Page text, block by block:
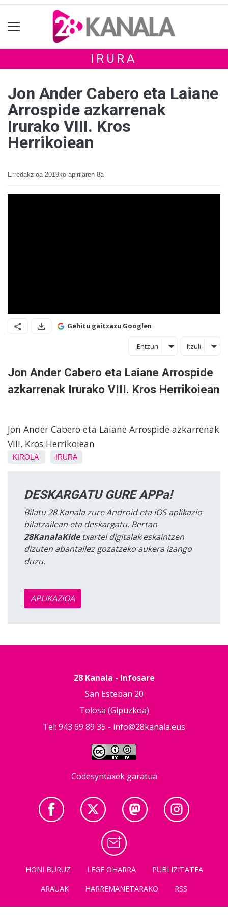
IRURA
Jon Ander Cabero eta Laiane
Arrospide azkarrenak
Irurako VIII. Kros
Herrikoiean
Erredakzioa 2019ko apirilaren 8a
Gehitu gaitzazu Googlen
Entzun Itzuli
Jon Ander Cabero eta Laiane Arrospide
azkarrenak Irurako VIII. Kros Herrikoiean
Jon Ander Cabero eta Laiane Arrospide azkarrenak
VIII. Kros Herrikoiean
KIROLA IRURA
DESKARGATU GURE APPa!
Bilatu 28 Kanala zure Android eta iOS aplikazio
bilatzailean eta deskargatu. Bertan
28KanalaKidetxartel digitalak eskaintzen
dizuten abantailez gozatzeko aukera izango
duzu.
APLIKAZIOA
28 Kanala - Infosare
San Esteban 20
Tolosa (Gipuzkoa)
Tel: 943 69 89 35 - info@28kanala.eus
Codesyntaxek garatua
HONI BURUZ LEGE OHARRA
PUBLIZITATEA
ARAUAK
HARREMANETARAKO RSS